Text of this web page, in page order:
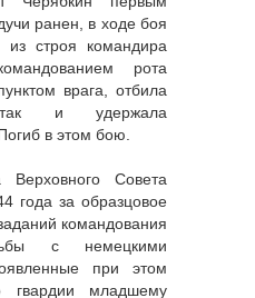
ранен, в ходе боя
строя командира
рота
врага, отбила
и удержала
в этом бою.
Верховного Совета
года за образцовое
командования
с немецкими
при этом
гвардии младшему